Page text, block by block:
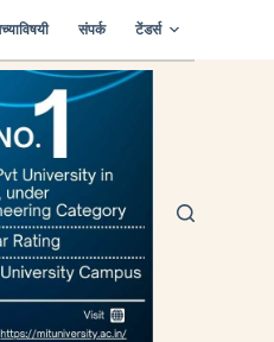
संपर्क टेंडर्स